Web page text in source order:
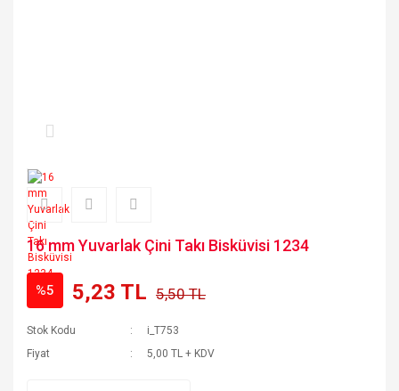
16 mm Yuvarlak Çini Takı Bisküvisi 1234
%5 5,23 TL 5,50 TL
Stok Kodu
i_T753
Fiyat
5,00 TL + KDV